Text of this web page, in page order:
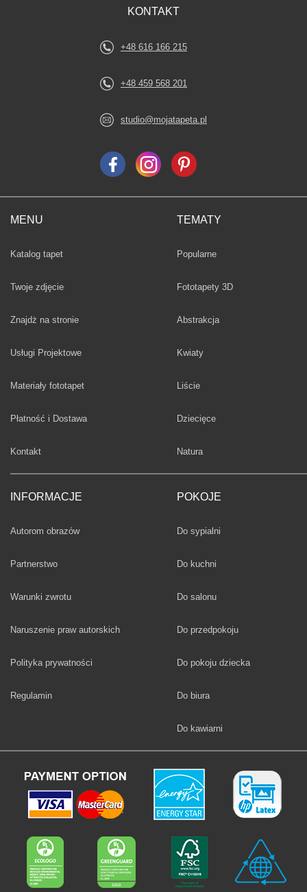
MENU
Katalog tapet
Twoje zdjęcie
Znajdż na stronie
Usługi Projektowe
Materiały fototapet
Płatność i Dostawa
Kontakt
INFORMACJE
Autorom obrazów
Partnerstwo
Warunki zwrotu
Naruszenie praw autorskich
Polityka prywatności
Regulamin
TEMATY
Fototapety
Popularne
Fototapety 3D
Fototapety
Abstrakcja
Fototapety
Kwiaty
Fototapety
Liście
Fototapety
Dziecięce
Fototapety
Natura
POKOJE
Fototapety
Do sypialni
Fototapety
Do kuchni
Fototapety
Do salonu
Fototapety
Do przedpokoju
Fototapety
Do pokoju dziecka
Fototapety
Do biura
Fototapety
Do kawiarni
KONTAKT
+48 616 166 215
+48 459 568 201
studio@mojatapeta.pl